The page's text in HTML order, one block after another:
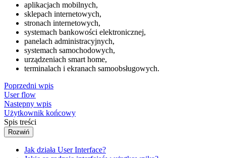
aplikacjach mobilnych,
sklepach internetowych,
stronach internetowych,
systemach bankowości elektronicznej,
panelach administracyjnych,
systemach samochodowych,
urządzeniach smart home,
terminalach i ekranach samoobsługowych.
Poprzedni wpis
User flow
Następny wpis
Użytkownik końcowy
Spis treści
Rozwiń
Jak działa User Interface?